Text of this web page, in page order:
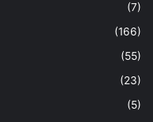
(7)
(166)
(55)
(23)
(5)